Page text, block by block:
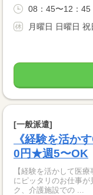
08：45〜12：
月曜日 日曜日 祝
[一般派遣]
《経験を活か
0円★週5〜OK
【経験を活かして医
にピッタリのお仕事が見つかる★ ◇お仕事
ク、介護施設での ...